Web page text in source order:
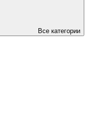
Все категории